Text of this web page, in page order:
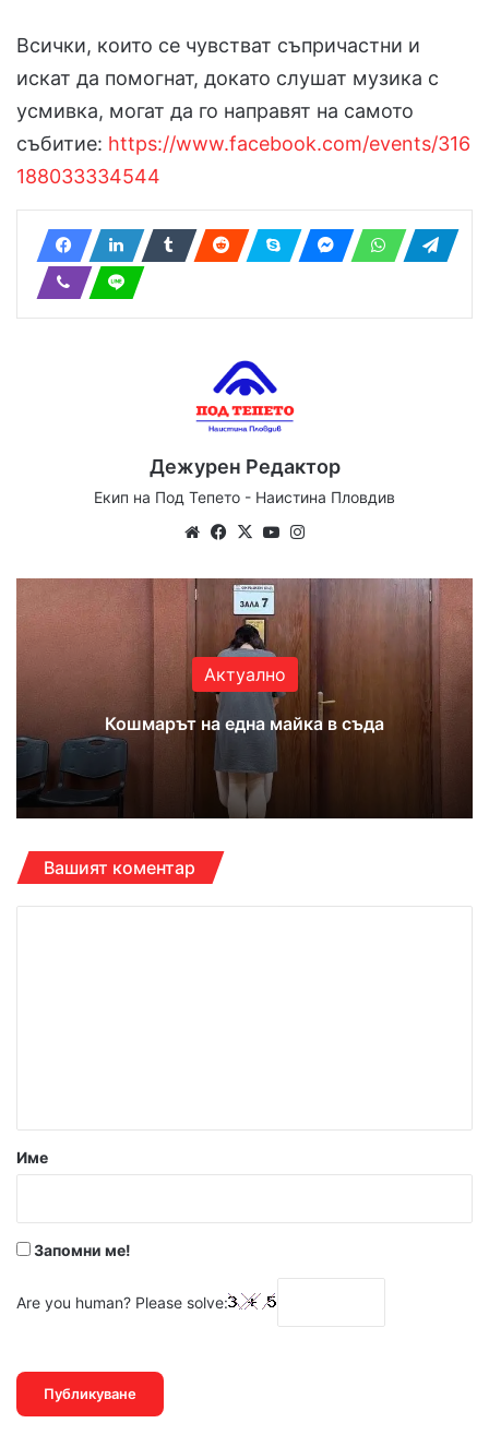
Всички, които се чувстват съпричастни и
искат да помогнат, докато слушат музика с
усмивка, могат да го направят на самото
събитие: https://www.facebook.com/events/316
188033334544
Дежурен Редактор
Екип на Под Тепето - Наистина Пловдив
We
te
Fa
bo
ok
X
Yo
ub
e
ra
Актуално
Кошмарът на една майка в съда
Вашият коментар
р
Име
Запомни ме!
Are you human? Please solve: